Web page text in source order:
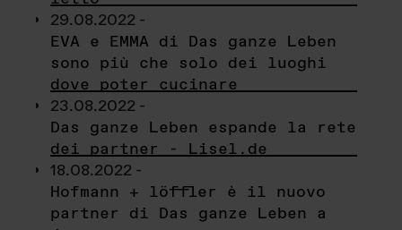
29.08.2022 -
EVA e EMMA di Das ganze Leben
sono più che solo dei luoghi
dove poter cucinare
23.08.2022 -
Das ganze Leben espande la rete
dei partner - Lisel.de
18.08.2022 -
Hofmann + löffler è il nuovo
partner di Das ganze Leben a